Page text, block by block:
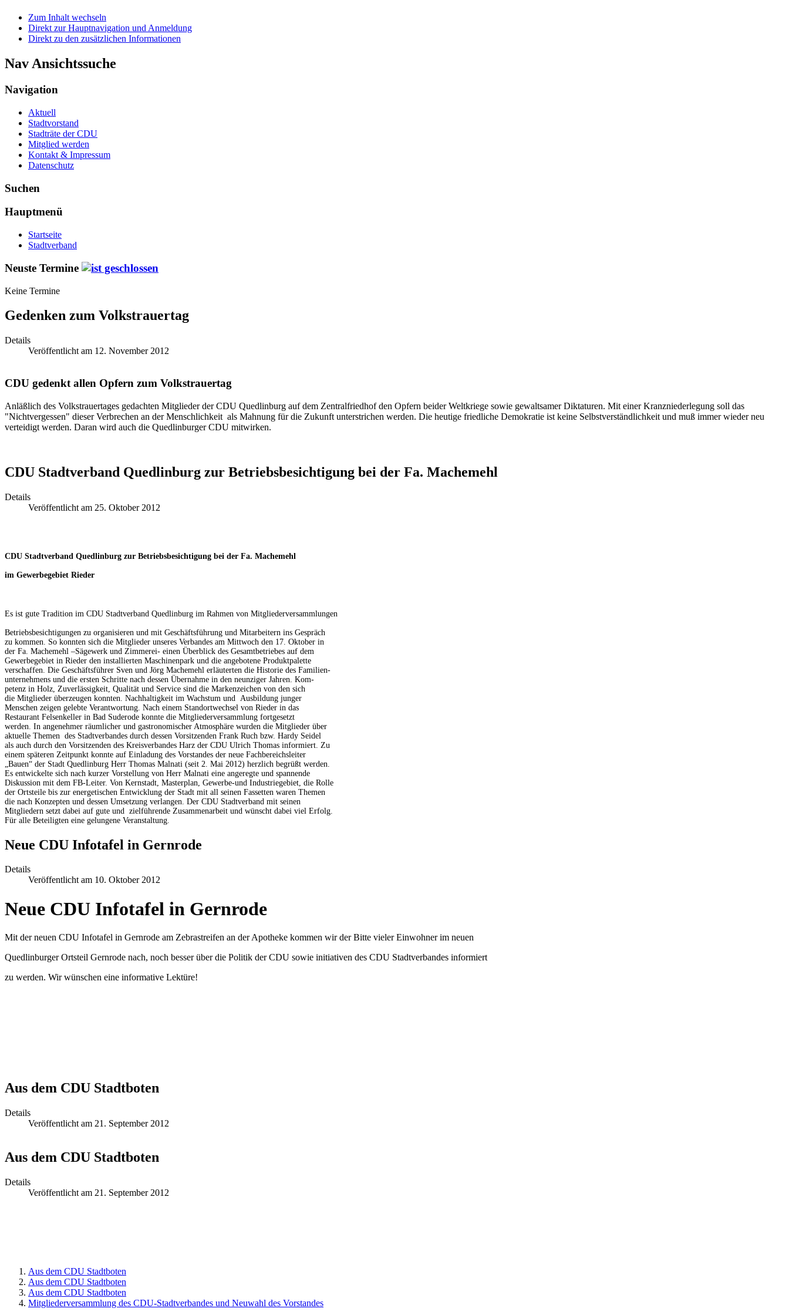
Zum Inhalt wechseln
Direkt zur Hauptnavigation und Anmeldung
Direkt zu den zusätzlichen Informationen
Nav Ansichtssuche
Navigation
Aktuell
Stadtvorstand
Stadträte der CDU
Mitglied werden
Kontakt & Impressum
Datenschutz
Suchen
Hauptmenü
Startseite
Stadtverband
Neuste Termine
Keine Termine
Gedenken zum Volkstrauertag
Details
Veröffentlicht am 12. November 2012
CDU gedenkt allen Opfern zum Volkstrauertag
Anläßlich des Volkstrauertages gedachten Mitglieder der CDU Quedlinburg auf dem Zentralfriedhof den Opfern beider Weltkriege sowie gewaltsamer Diktaturen. Mit einer Kranzniederlegung soll das
"Nichtvergessen" dieser Verbrechen an der Menschlichkeit als Mahnung für die Zukunft unterstrichen werden. Die heutige friedliche Demokratie ist keine Selbstverständlichkeit und muß immer wieder neu
verteidigt werden. Daran wird auch die Quedlinburger CDU mitwirken.
CDU Stadtverband Quedlinburg zur Betriebsbesichtigung bei der Fa. Machemehl
Details
Veröffentlicht am 25. Oktober 2012
CDU Stadtverband Quedlinburg zur Betriebsbesichtigung bei der Fa. Machemehl
im Gewerbegebiet Rieder
Es ist gute Tradition im CDU Stadtverband Quedlinburg im Rahmen von Mitgliederversammlungen
Betriebsbesichtigungen zu organisieren und mit Geschäftsführung und Mitarbeitern ins Gespräch
zu kommen. So konnten sich die Mitglieder unseres Verbandes am Mittwoch den 17. Oktober in
der Fa. Machemehl –Sägewerk und Zimmerei- einen Überblick des Gesamtbetriebes auf dem
Gewerbegebiet in Rieder den installierten Maschinenpark und die angebotene Produktpalette
verschaffen. Die Geschäftsführer Sven und Jörg Machemehl erläuterten die Historie des Familien-
unternehmens und die ersten Schritte nach dessen Übernahme in den neunziger Jahren. Kom-
petenz in Holz, Zuverlässigkeit, Qualität und Service sind die Markenzeichen von den sich
die Mitglieder überzeugen konnten. Nachhaltigkeit im Wachstum und Ausbildung junger
Menschen zeigen gelebte Verantwortung. Nach einem Standortwechsel von Rieder in das
Restaurant Felsenkeller in Bad Suderode konnte die Mitgliederversammlung fortgesetzt
werden. In angenehmer räumlicher und gastronomischer Atmosphäre wurden die Mitglieder über
aktuelle Themen des Stadtverbandes durch dessen Vorsitzenden Frank Ruch bzw. Hardy Seidel
als auch durch den Vorsitzenden des Kreisverbandes Harz der CDU Ulrich Thomas informiert. Zu
einem späteren Zeitpunkt konnte auf Einladung des Vorstandes der neue Fachbereichsleiter
„Bauen“ der Stadt Quedlinburg Herr Thomas Malnati (seit 2. Mai 2012) herzlich begrüßt werden.
Es entwickelte sich nach kurzer Vorstellung von Herr Malnati eine angeregte und spannende
Diskussion mit dem FB-Leiter. Von Kernstadt, Masterplan, Gewerbe-und Industriegebiet, die Rolle
der Ortsteile bis zur energetischen Entwicklung der Stadt mit all seinen Fassetten waren Themen
die nach Konzepten und dessen Umsetzung verlangen. Der CDU Stadtverband mit seinen
Mitgliedern setzt dabei auf gute und zielführende Zusammenarbeit und wünscht dabei viel Erfolg.
Für alle Beteiligten eine gelungene Veranstaltung.
Neue CDU Infotafel in Gernrode
Details
Veröffentlicht am 10. Oktober 2012
Neue CDU Infotafel in Gernrode
Mit der neuen CDU Infotafel in Gernrode am Zebrastreifen an der Apotheke kommen wir der Bitte vieler Einwohner im neuen
Quedlinburger Ortsteil Gernrode nach, noch besser über die Politik der CDU sowie initiativen des CDU Stadtverbandes informiert
zu werden. Wir wünschen eine informative Lektüre!
Aus dem CDU Stadtboten
Details
Veröffentlicht am 21. September 2012
Aus dem CDU Stadtboten
Details
Veröffentlicht am 21. September 2012
Aus dem CDU Stadtboten
Aus dem CDU Stadtboten
Aus dem CDU Stadtboten
Mitgliederversammlung des CDU-Stadtverbandes und Neuwahl des Vorstandes